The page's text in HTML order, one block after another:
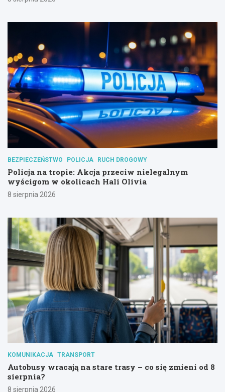
BEZPIECZEŃSTWO POLICJA RUCH DROGOWY
Policja na tropie: Akcja przeciw nielegalnym
wyścigom w okolicach Hali Olivia
8 sierpnia 2026
KOMUNIKACJA TRANSPORT
Autobusy wracają na stare trasy – co się zmieni od 8
sierpnia?
8 sierpnia 2026